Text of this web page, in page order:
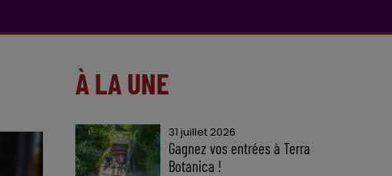
À LA UNE
31 juillet 2026
Gagnez vos entrées à Terra
Botanica !